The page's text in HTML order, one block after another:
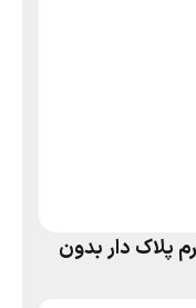
پلاک دار بدون